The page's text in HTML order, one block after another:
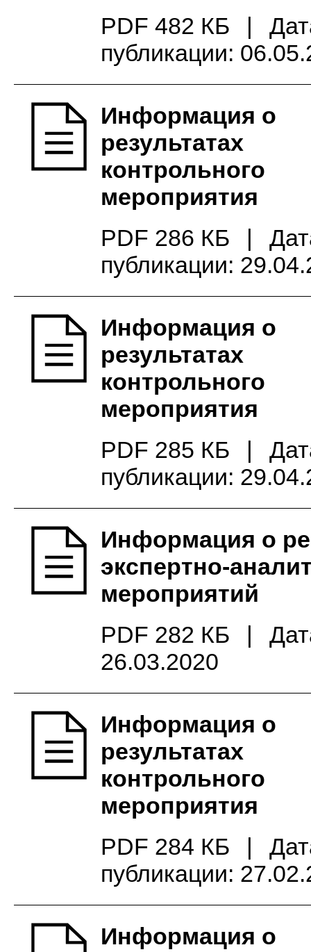
PDF 482 КБ
|
публикации:
Информация о
результатах
контрольного
мероприятия
PDF 286 КБ
|
публикации:
Информация о
результатах
контрольного
мероприятия
PDF 285 КБ
|
публикации:
Информация о
экспертно-
мероприятий
PDF 282 КБ
|
26.03.2020
Информация о
результатах
контрольного
мероприятия
PDF 284 КБ
|
публикации:
Информация о